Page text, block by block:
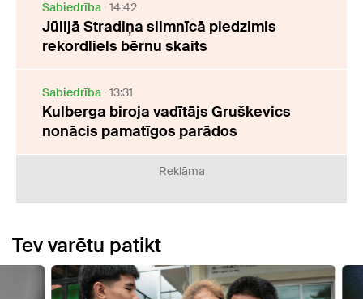
Sabiedrība 14:42
Jūlijā Stradiņa slimnīcā piedzimis
rekordliels bērnu skaits
Sabiedrība 13:31
Kulberga biroja vadītājs Gruškevics
nonācis pamatīgos parādos
Reklāma
Tev varētu patikt